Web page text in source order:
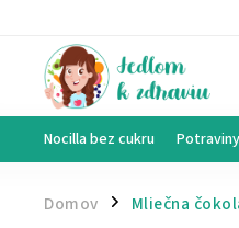
Nocilla bez cukru
Domov / Mliečna